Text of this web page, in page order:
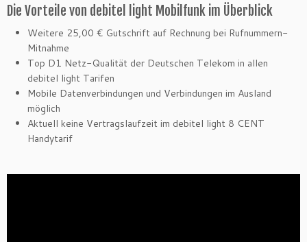
Die Vorteile von debitel light Mobilfunk im Überblick
Weitere 25,00 € Gutschrift auf Rechnung bei Rufnummern-
Mitnahme
Top D1 Netz-Qualität der Deutschen Telekom in allen
debitel light Tarifen
Mobile Datenverbindungen und Verbindungen im Ausland
möglich
Aktuell keine Vertragslaufzeit im debitel light 8 CENT
Handytarif